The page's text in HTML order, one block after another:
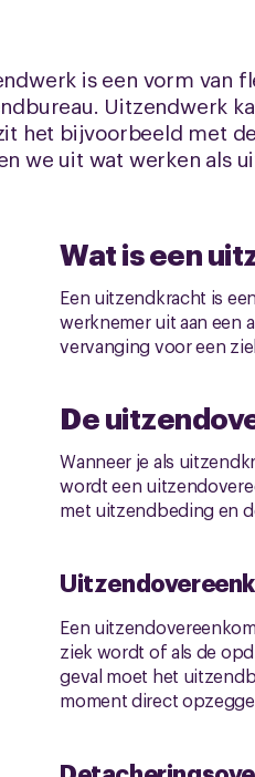
is een vorm van
Uitzendwerk
het bijvoorbeeld met
we uit wat werken als
Wat is een
Een uitzendkracht is
werknemer uit aan een
vervanging voor een
De
Wanneer je als
wordt een
met uitzendbeding en
Een
ziek wordt of als de
geval moet het
moment direct